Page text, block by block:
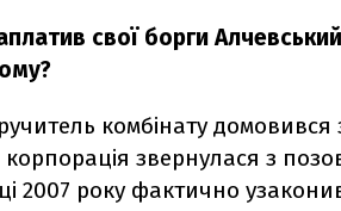
свої борги
комбінату
корпорація звернулася з
2007 року фактично